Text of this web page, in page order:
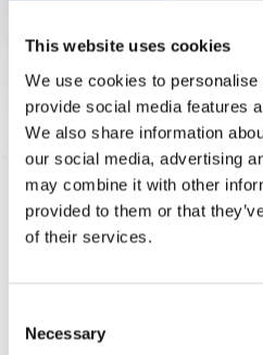
This website uses cookies
We use cookies to
provide social media features
We also share information
our social media, advertising
may combine it with other
provided to them or that
of their services.
Selection
Necessary
en Zorgane schoot voorlangs.
van Degreef nog van de lijn
schoot Huerta op de paal.
De tweede helft verliep heel
Beide ploegen creëerden
niet meer aan voetbal toe. In
verandering in. Op twee
In de 90ste minuut besliste